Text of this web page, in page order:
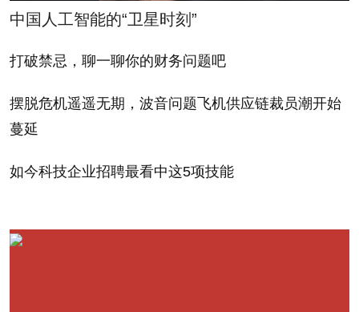
委员会（Senate Judiciary Committee）的成员查尔斯
·舒默（Charles Schumer，来自于纽约州的民主党议
员）针对航空公司召集了一次联邦调查，以查明它们
公司购票，或者通过Expedia或者Orbitz这样的网站购
人都可以使用的谷歌（Google）的ITA软件则会告诉
中国人工智能的“卫星时刻”
打破禁忌，聊一聊你的财务问题吧
摆脱危机遥遥无期，波音问题飞机供应链裁员潮开始
蔓延
如今科技企业招聘最看中这5项技能